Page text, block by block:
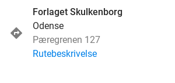
Forlaget Skulkenborg
Odense
Pæregrenen 127
Rutebeskrivelse